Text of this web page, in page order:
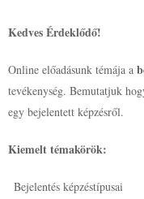
Kedves Érdeklődő!
Online előadásunk témája a
tevékenység. Bemutatjuk
egy bejelentett képzésről.
Kiemelt témakörök:
Bejelentés képzéstípusai